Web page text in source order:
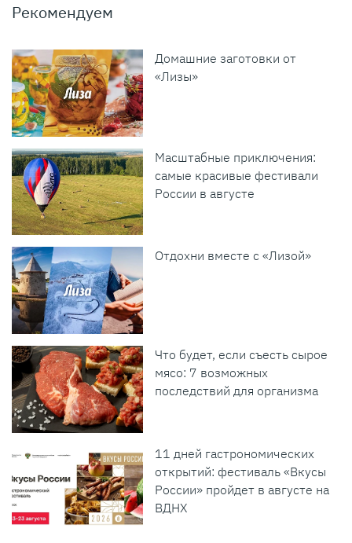
Рекомендуем
Домашние заготовки от
«Лизы»
Масштабные приключения:
самые красивые фестивали
России в августе
Отдохни вместе с «Лизой»
Что будет, если съесть сырое
мясо: 7 возможных
последствий для организма
11 дней гастрономических
открытий: фестиваль «Вкусы
России» пройдет в августе на
ВДНХ